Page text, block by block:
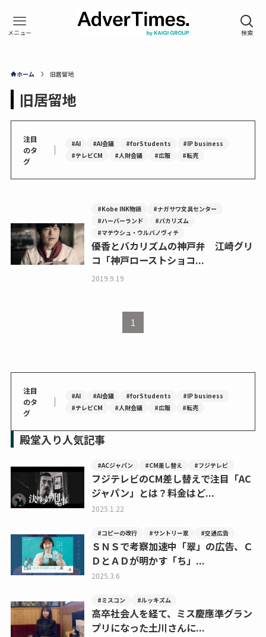
ホーム 旧居留地
旧居留地
注目
のタ
グ
｜ #AI #AI会議 #forStudents
#IP business
#テレビCM
#人財会議 #広報 #転売
#Kobe INK物語
#ナガサワ文具センター
#ハーバーランド
#バカリズム
#マテウシュ・ウルバノヴィチ
優香とバカリズムの神戸弁 江崎グリ
コ「神戸ローストショコ...
2019.9.19
1
注目
のタ
グ
｜ #AI #AI会議 #forStudents
#IP business
#テレビCM
#人財会議 #広報 #転売
殿堂入り人気記事
#ACジャパン #CM差し替え #フジテレビ
フジテレビのCM差し替えで注目「AC
ジャパン」とは？料金はど...
2025.1.22
#コピーの改行 #サントリー翠 #交通広告
ＳＮＳで考察加速中「翠」の広告、Ｃ
ＤとＡＤが明かす「ち」...
2025.3.6
#ミスコン #ルッキズム
高卒社会人を経て、ミス慶應準グラン
プリになった土川さんに...